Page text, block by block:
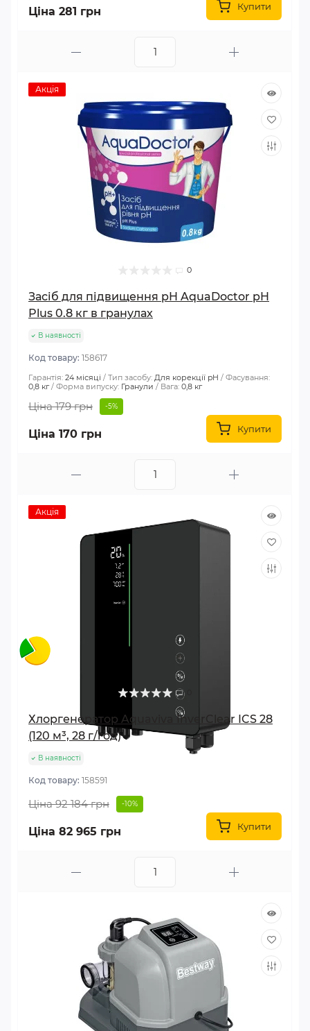
Ціна 281 грн Купити
Акція
0
Засіб для підвищення pH AquaDoctor pH
Plus 0.8 кг в гранулах
В наявності
Код товару: 158617
Гарантія: 24 місяці Тип засобу: Для корекції pH
Фасування:
0,8 кг
Форма випуску: Гранули Вага: 0,8 кг
Ціна 179 грн -5%
Ціна 170 грн Купити
Акція
Хлоргенератор Aquaviva InverClear ICS 28
(120 м³, 28 г/год)
В наявності
Код товару: 158591
Ціна 92 184 грн -10%
Ціна 82 965 грн Купити